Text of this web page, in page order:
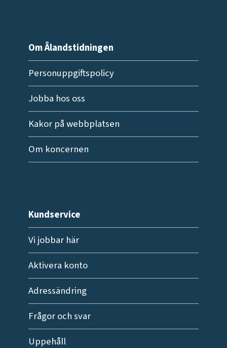
Om Ålandstidningen
Personuppgiftspolicy
Jobba hos oss
Kakor på webbplatsen
Om koncernen
Kundservice
Vi jobbar här
Aktivera konto
Adressändring
Frågor och svar
Uppehåll